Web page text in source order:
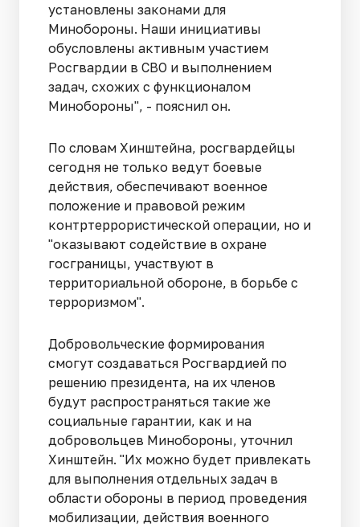
установлены законами для
Минобороны. Наши инициативы
обусловлены активным участием
Росгвардии в СВО и выполнением
задач, схожих с функционалом
Минобороны", - пояснил он.
По словам Хинштейна, росгвардейцы
сегодня не только ведут боевые
действия, обеспечивают военное
положение и правовой режим
контртеррористической операции, но и
"оказывают содействие в охране
госграницы, участвуют в
территориальной обороне, в борьбе с
терроризмом".
Добровольческие формирования
смогут создаваться Росгвардией по
решению президента, на их членов
будут распространяться такие же
социальные гарантии, как и на
добровольцев Минобороны, уточнил
Хинштейн. "Их можно будет привлекать
для выполнения отдельных задач в
области обороны в период проведения
мобилизации, действия военного